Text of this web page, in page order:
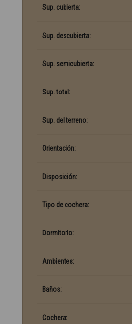
Sup. cubierta:
Sup. descubierta:
Sup. semicubierta:
Sup. total:
Sup. del terreno:
Orientación:
Disposición:
Tipo de cochera:
Dormitorio:
Ambientes:
Baños:
Cochera: